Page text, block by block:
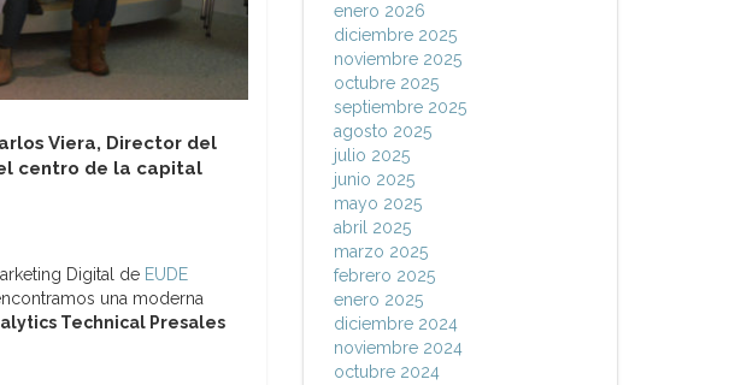
Viera, Director del
centro de la capital
Digital de EUDE
una moderna
Technical Presales
enero 2026
diciembre 2025
noviembre 2025
octubre 2025
septiembre 2025
agosto 2025
julio 2025
junio 2025
mayo 2025
abril 2025
marzo 2025
febrero 2025
enero 2025
diciembre 2024
noviembre 2024
octubre 2024